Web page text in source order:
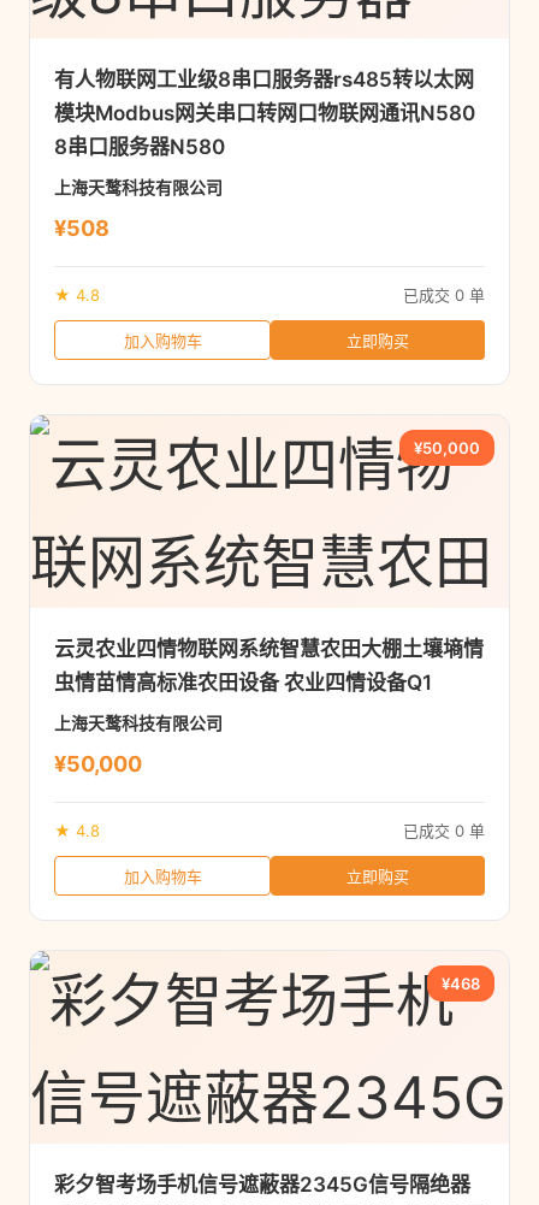
有人物联网工业级8串口服务器rs485转以太网
模块Modbus网关串口转网口物联网通讯N580
8串口服务器N580
上海天鹜科技有限公司
¥508
★ 4.8 已成交 0 单
加入购物车 立即购买
¥50,000
云灵农业四情物联网系统智慧农田大棚土壤墒情
虫情苗情高标准农田设备 农业四情设备Q1
上海天鹜科技有限公司
¥50,000
★ 4.8 已成交 0 单
加入购物车 立即购买
¥468
彩夕智考场手机信号遮蔽器2345G信号隔绝器